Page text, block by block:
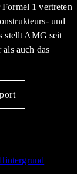
1 vertreten
und
stellt AMG seit
auch das